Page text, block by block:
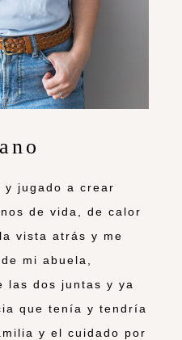
y jugado a crear
de vida, de calor
vista atrás y me
mi abuela,
las dos juntas y ya
que tenía y tendría
y el cuidado por